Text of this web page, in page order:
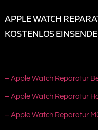
APPLE WATCH
KOSTENLOS
– Apple Watch Reparatur
– Apple Watch Reparatur
– Apple Watch Reparatur